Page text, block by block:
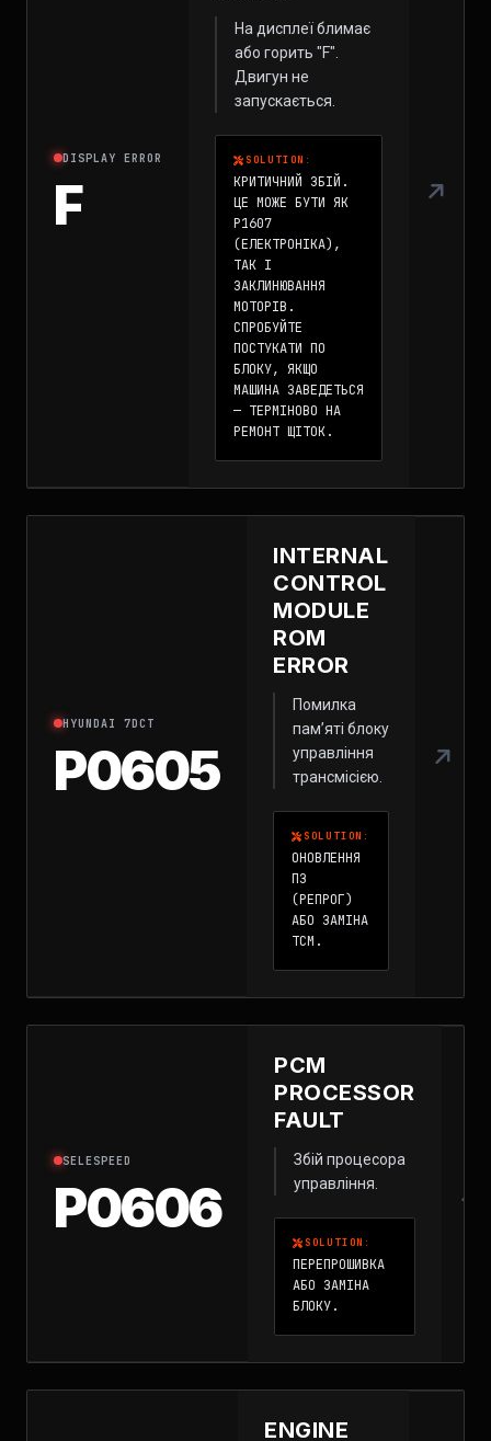
DISPLAY ERROR
F
На дисплеї блимає
або горить "F".
Двигун не
запускається.
SOLUTION:
КРИТИЧНИЙ ЗБІЙ.
ЦЕ МОЖЕ БУТИ ЯК
P1607
(ЕЛЕКТРОНІКА),
ТАК І
ЗАКЛИНЮВАННЯ
МОТОРІВ.
СПРОБУЙТЕ
ПОСТУКАТИ ПО
БЛОКУ, ЯКЩО
МАШИНА ЗАВЕДЕТЬСЯ
— ТЕРМІНОВО НА
РЕМОНТ ЩІТОК.
HYUNDAI 7DCT
P0605
INTERNAL
CONTROL
MODULE
ROM
ERROR
Помилка
пам’яті блоку
управління
трансмісією.
SOLUTION:
ОНОВЛЕННЯ
ПЗ
(РЕПРОГ)
АБО ЗАМІНА
TCM.
SELESPEED
P0606
PCM
PROCESSOR
FAULT
Збій процесора
управління.
SOLUTION:
ПЕРЕПРОШИВКА
АБО ЗАМІНА
БЛОКУ.
ENGINE